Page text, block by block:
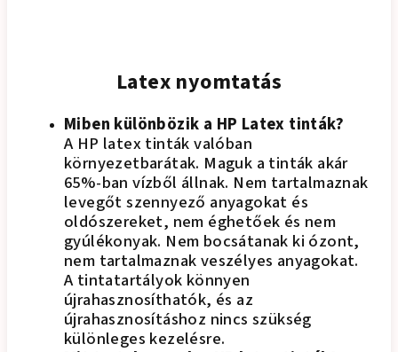
Latex nyomtatás
Miben különbözik a HP Latex tinták?
A HP latex tinták valóban
környezetbarátak. Maguk a tinták akár
65%-ban vízből állnak. Nem tartalmaznak
levegőt szennyező anyagokat és
oldószereket, nem éghetőek és nem
gyúlékonyak. Nem bocsátanak ki ózont,
nem tartalmaznak veszélyes anyagokat.
A tintatartályok könnyen
újrahasznosíthatók, és az
újrahasznosításhoz nincs szükség
különleges kezelésre.